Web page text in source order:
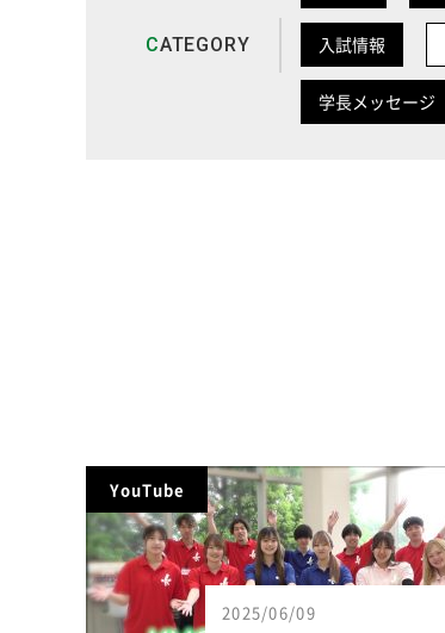
CATEGORY 入試情報
学長メッセージ
YouTube
2025/06/09